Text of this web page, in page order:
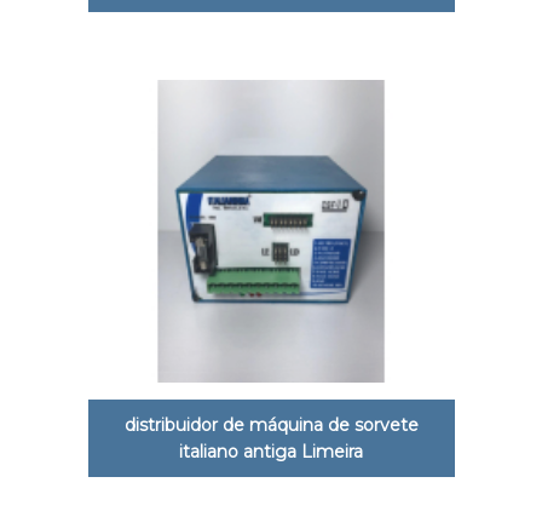
distribuidor de máquina de sorvete
italiano antiga Limeira